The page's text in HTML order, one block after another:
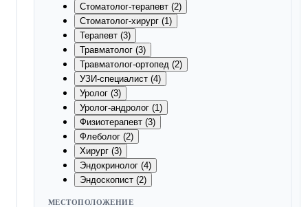
Стоматолог-терапевт (2)
Стоматолог-хирург (1)
Терапевт (3)
Травматолог (3)
Травматолог-ортопед (2)
УЗИ-специалист (4)
Уролог (3)
Уролог-андролог (1)
Физиотерапевт (3)
Флеболог (2)
Хирург (3)
Эндокринолог (4)
Эндоскопист (2)
МЕСТОПОЛОЖЕНИЕ